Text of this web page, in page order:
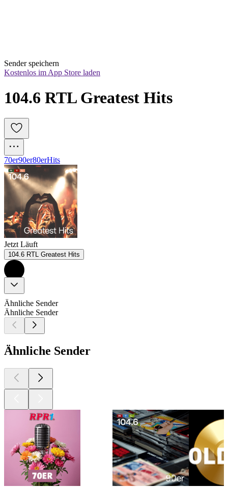
Sender speichern
Kostenlos im App Store laden
104.6 RTL Greatest Hits
70er90er80erHits
Jetzt Läuft
104.6 RTL Greatest Hits
Ähnliche Sender
Ähnliche Sender
Ähnliche Sender